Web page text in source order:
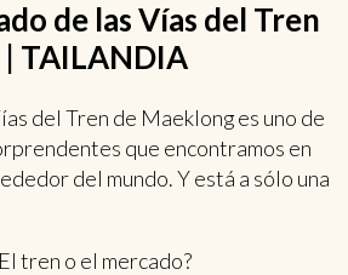
de las Vías del Tren
TAILANDIA
del Tren de Maeklong es uno de
que encontramos en
del mundo. Y está a sólo una
tren o el mercado?